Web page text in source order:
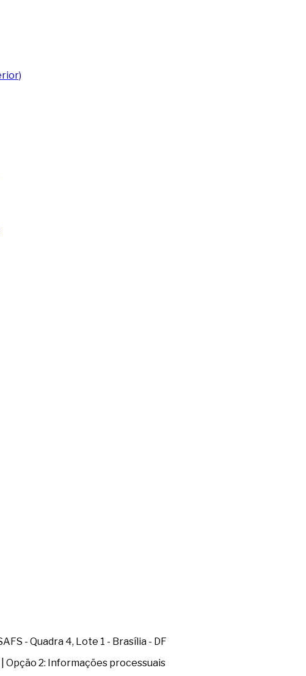
- Quadra 4, Lote 1 - Brasília - DF
Opção 2: Informações processuais